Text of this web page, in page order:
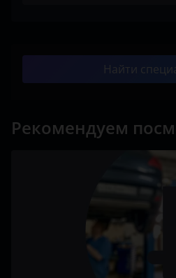
Найти
Рекомендуем